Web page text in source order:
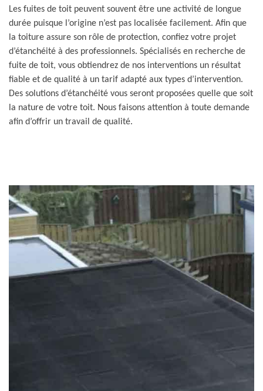
Les fuites de toit peuvent souvent être une activité de longue
durée puisque l’origine n’est pas localisée facilement. Afin que
la toiture assure son rôle de protection, confiez votre projet
d’étanchéité à des professionnels. Spécialisés en recherche de
fuite de toit, vous obtiendrez de nos interventions un résultat
fiable et de qualité à un tarif adapté aux types d’intervention.
Des solutions d’étanchéité vous seront proposées quelle que soit
la nature de votre toit. Nous faisons attention à toute demande
afin d’offrir un travail de qualité.